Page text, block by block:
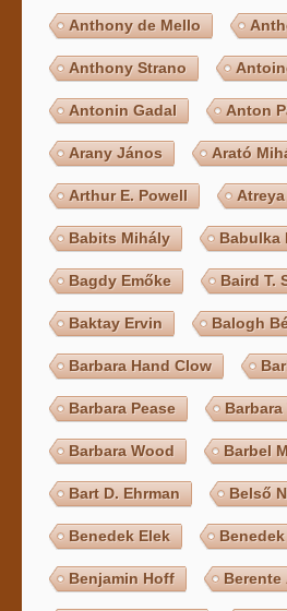
Anthony de Mello
Anthony Strano
Antonin Gadal Anton
Arany János Arató
Arthur E. Powell Atreya
Babits Mihály Babulka
Bagdy Emőke Baird T.
Baktay Ervin Balogh
Barbara Hand Clow
Barbara Pease
Barbara Wood Barbel
Bart D. Ehrman Belső
Benedek Elek
Benjamin Hoff Berente